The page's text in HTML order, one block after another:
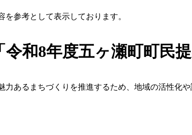
参考として表示しております。
令和8年度五ヶ瀬町町
力あるまちづくりを推進するため、地域の活性化